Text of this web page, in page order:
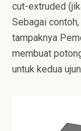
cut-extruded
Sebagai
tampaknya
membuat
untuk kedua